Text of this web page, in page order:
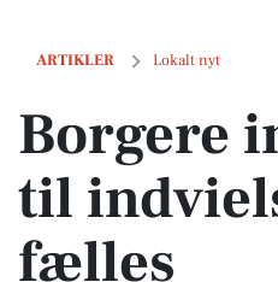
ARTIKLER Lokalt nyt
Borgere inviteres til
Borgere
til
fælles